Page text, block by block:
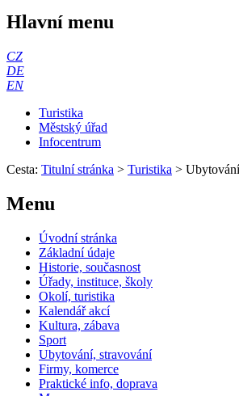
Hlavní menu
CZ
DE
EN
Turistika
Městský úřad
Infocentrum
Cesta: Titulní stránka > Turistika >
Menu
Úvodní stránka
Základní údaje
Historie, současnost
Úřady, instituce, školy
Okolí, turistika
Kalendář akcí
Kultura, zábava
Sport
Ubytování, stravování
Firmy, komerce
Praktické info, doprava